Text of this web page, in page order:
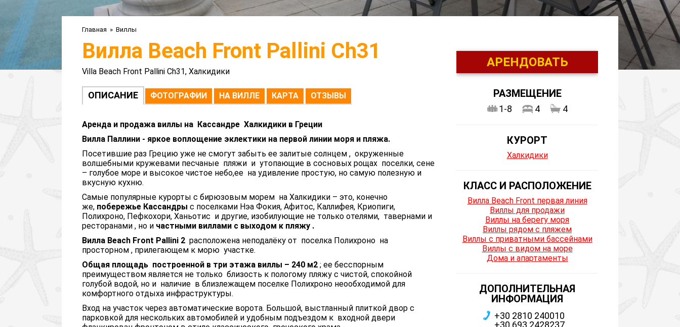
Главная » Виллы
Вилла Beach Front Pallini Ch31
Villa Beach Front Pallini Ch31, Халкидики
ОПИСАНИЕ ФОТОГРАФИИ НА ВИЛЛЕ КАРТА ОТЗЫВЫ
Аренда и продажа виллы на Кассандре Халкидики в Греции
Вилла Паллини - яркое воплощение эклектики на первой линии моря и пляжа.
Посетившие раз Грецию уже не смогут забыть ее залитые солнцем , окруженные
волшебными кружевами песчаные пляжи и утопающие в сосновых рощах поселки, сене
– голубое море и высокое чистое небо,ее на удивление простую, но самую полезную и
вкусную кухню.
Самые популярные курорты с бирюзовым морем на Халкидики – это, конечно
же, побережье Кассандры с поселками Нэа Фокия, Афитос, Каллифея, Криопиги,
Полихроно, Пефкохори, Ханьотис и другие, изобилующие не только отелями, тавернами и
ресторанами , но и частными виллами с выходом к пляжу .
Вилла Beach Front Pallini 2 расположена неподалёку от поселка Полихроно на
просторном , прилегающем к морю участке.
Общая площадь построенной в три этажа виллы – 240 м2 ; ее бесспорным
преимуществом является не только близость к пологому пляжу с чистой, спокойной
голубой водой, но и наличие в близлежащем поселке Полихроно неообходимой для
комфортного отдыха инфраструктуры.
Вход на участок через автоматические ворота. Большой, выстланный плиткой двор с
парковкой для нескольких автомобилей и удобным подъездом к входной двери
АРЕНДОВАТЬ
РАЗМЕЩЕНИЕ
1-8 4 4
КУРОРТ
Халкидики
КЛАСС И РАСПОЛОЖЕНИЕ
Вилла Beach Front первая линия
Виллы для продажи
Виллы на берегу моря
Виллы рядом с пляжем
Виллы с приватными бассейнами
Виллы с видом на море
Дома и апартаменты
ДОПОЛНИТЕЛЬНАЯ
ИНФОРМАЦИЯ
+30 2810 240010
+30 693 2428237